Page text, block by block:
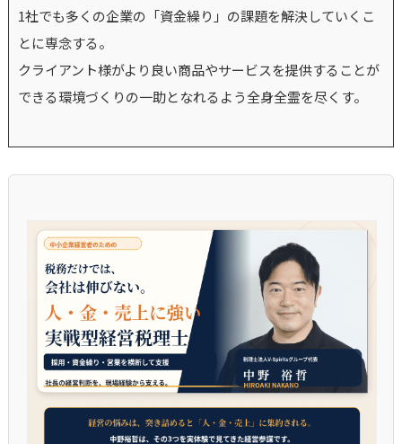
1社でも多くの企業の「資金繰り」の課題を解決していくこ
とに専念する。
クライアント様がより良い商品やサービスを提供することが
できる環境づくりの一助となれるよう全身全霊を尽くす。